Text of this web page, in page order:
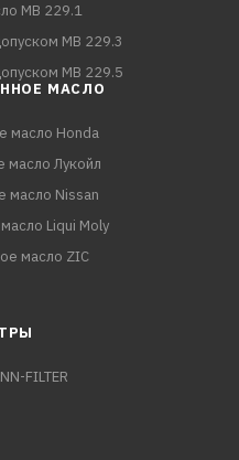
MB 229.1
MB 229.3
MB 229.5
МАСЛО
масло Honda
масло Лукойл
масло Nissan
Liqui Moly
масло ZIC
FILTER